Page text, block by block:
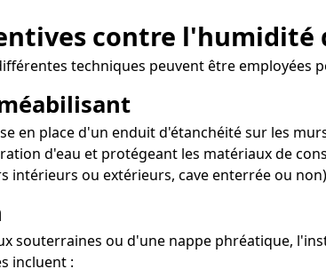
contre l'humidité
techniques peuvent être employées
en place d'un enduit d'étanchéité sur les
d'eau et protégeant les matériaux de
intérieurs ou extérieurs, cave enterrée ou
souterraines ou d'une nappe phréatique,
incluent :